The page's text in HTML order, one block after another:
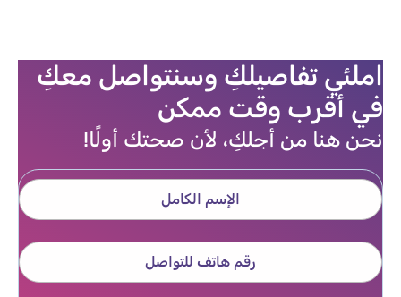
املئي تفاصيلكِ وسنتواصل معكِ
في أقرب وقت ممكن
نحن هنا من أجلكِ، لأن صحتك أولًا!